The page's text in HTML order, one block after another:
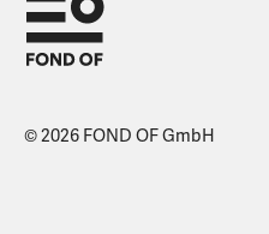
© 2026 FOND OF GmbH